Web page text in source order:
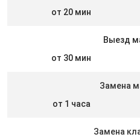
от 20 мин
Выезд
от 30 мин
Замена
от 1 часа
Замена